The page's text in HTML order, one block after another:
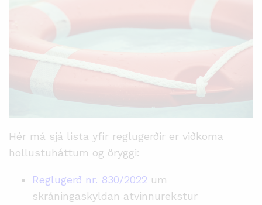
Hér má sjá lista yfir reglugerðir er viðkoma
hollustuháttum og öryggi:
Reglugerð nr. 830/2022 um
skráningaskyldan atvinnurekstur